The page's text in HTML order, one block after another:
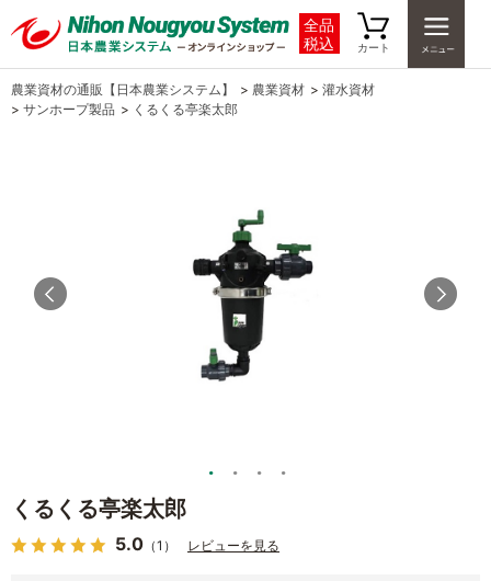
全品
税込
カート
農業資材の通販【日本農業システム】 > 農業資材 > 灌水資材
> サンホープ製品 > くるくる亭楽太郎
くるくる亭楽太郎
5.0 （1） レビューを見る